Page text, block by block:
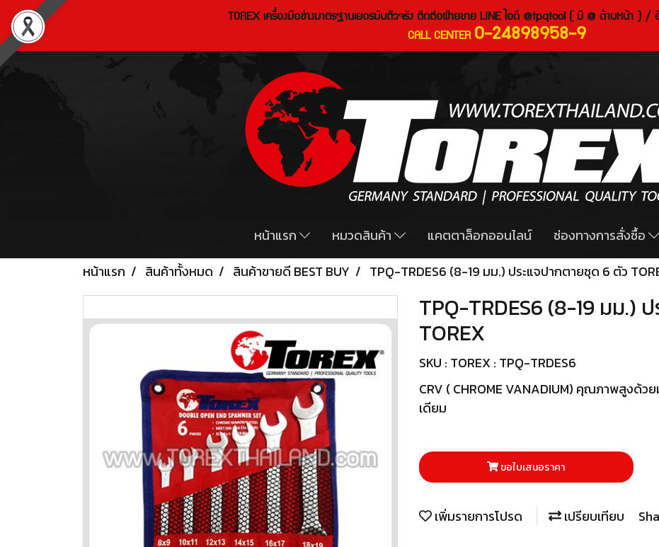
TOREX เครื่องมือช่างมาตรฐานเยอรมันตัวจริง ติดต่อฝ่ายขาย LINE ไอดี @tpqtool ( มี @ ด้านหน้า ) /
CALL CENTER 0-24898958-9
หน้าแรก หมวดสินค้า แคตตาล็อกออนไลน์
ช่องทางการสั่งซื้อ
หน้าแรก
สินค้าทั้งหมด สินค้าขายดี BEST BUY TPQ-TRDES6 (8-19 มม.) ประแจปากตายชุด 6 ตัว
TPQ-TRDES6 (8-19 มม.)
TOREX
SKU : TOREX : TPQ-TRDES6
CRV ( CHROME VANADIUM) คุณภาพสูงด้ว
เดียม
ขอใบเสนอราคา
เพิ่มรายการโปรด เปรียบเทียบ